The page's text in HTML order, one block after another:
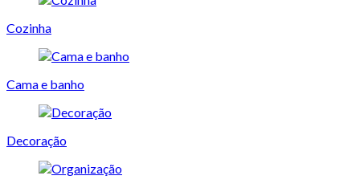
Cozinha
Cama e banho
Decoração